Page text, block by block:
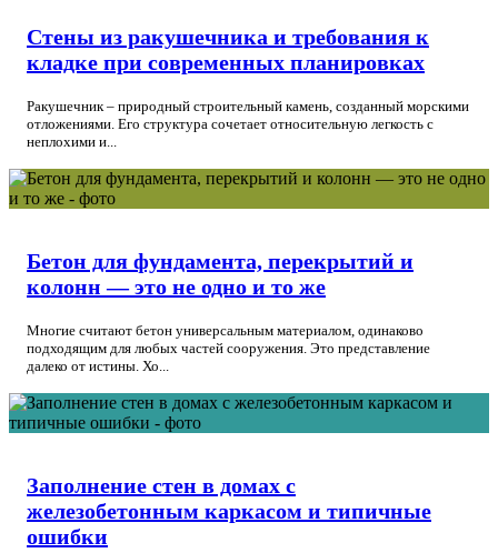
Стены из ракушечника и требования к
кладке при современных планировках
Ракушечник – природный строительный камень, созданный морскими
отложениями. Его структура сочетает относительную легкость с
неплохими и...
Бетон для фундамента, перекрытий и
колонн — это не одно и то же
Многие считают бетон универсальным материалом, одинаково
подходящим для любых частей сооружения. Это представление
далеко от истины. Хо...
Заполнение стен в домах с
железобетонным каркасом и типичные
ошибки